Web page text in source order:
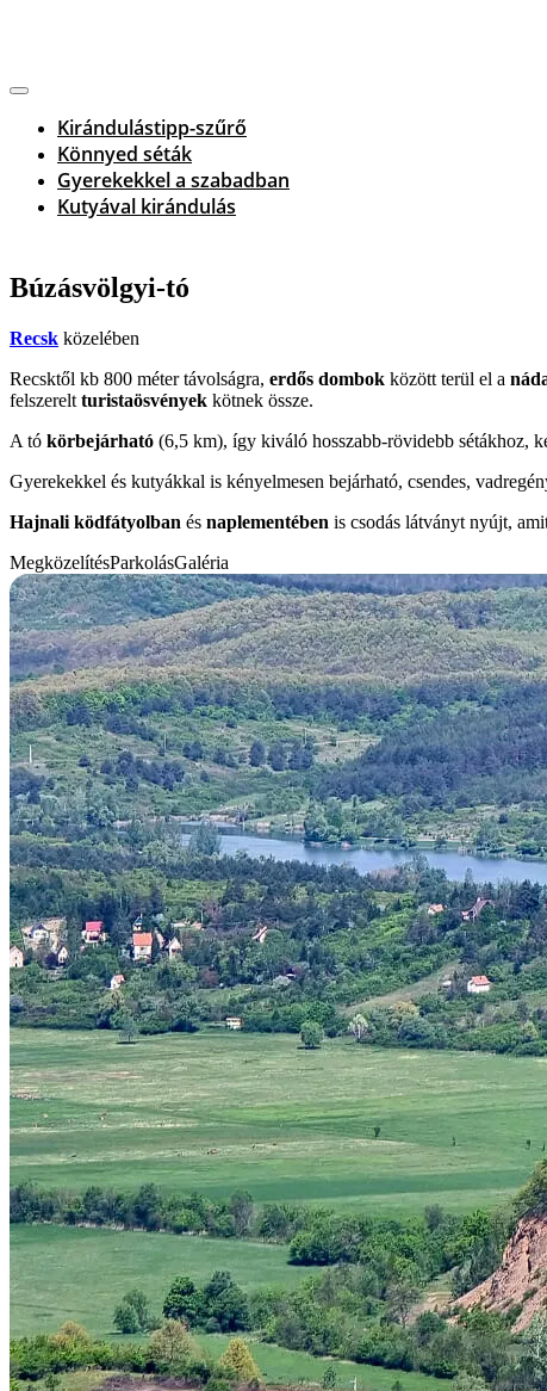
Kirándulástipp-szűrő
Könnyed séták
Gyerekekkel a szabadban
Kutyával kirándulás
Búzásvölgyi-tó
Recsk közelében
Recsktől kb 800 méter távolságra, erdős dombok között terül el a
felszerelt turistaösvények kötnek össze.
A tó körbejárható (6,5 km), így kiváló hosszabb-rövidebb sétákhoz,
Gyerekekkel és kutyákkal is kényelmesen bejárható, csendes,
Hajnali ködfátyolban és naplementében is csodás látványt nyújt,
MegközelítésParkolásGaléria